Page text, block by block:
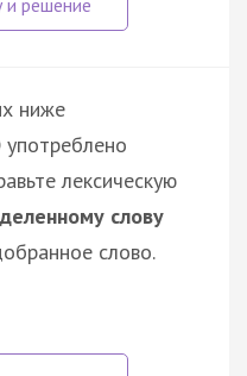
ниже
употреблено
лексическую
слову
слово.